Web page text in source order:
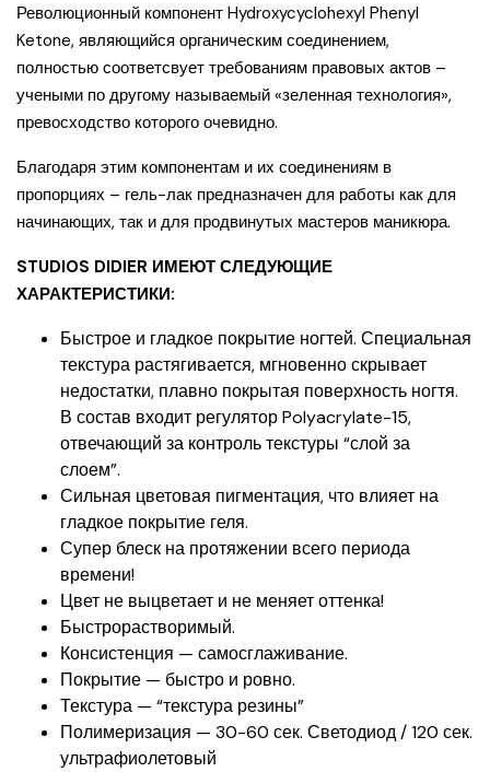
Революционный компонент Hydroxycyclohexyl Phenyl
Ketone, являющийся органическим соединением,
полностью соответсвует требованиям правовых актов –
учеными по другому называемый «зеленная технология»,
превосходство которого очевидно.
Благодаря этим компонентам и их соединениям в
пропорциях – гель-лак предназначен для работы как для
начинающих, так и для продвинутых мастеров маникюра.
STUDIOS DIDIER ИМЕЮТ СЛЕДУЮЩИЕ
ХАРАКТЕРИСТИКИ:
Быстрое и гладкое покрытие ногтей. Специальная
текстура растягивается, мгновенно скрывает
недостатки, плавно покрытая поверхность ногтя.
В состав входит регулятор Polyacrylate-15,
отвечающий за контроль текстуры “слой за
слоем”.
Сильная цветовая пигментация, что влияет на
гладкое покрытие геля.
Супер блеск на протяжении всего периода
времени!
Цвет не выцветает и не меняет оттенка!
Быстрорастворимый.
Консистенция — самосглаживание.
Покрытие — быстро и ровно.
Текстура — “текстура резины”
Полимеризация — 30-60 сек. Светодиод / 120 сек.
ультрафиолетовый